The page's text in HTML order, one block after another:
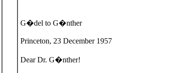
G�del to G�nther
Princeton, 23 December 1957
Dear Dr. G�nther!